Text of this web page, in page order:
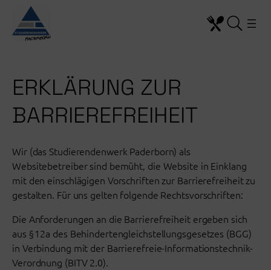
Inhalt
springen
ERKLÄRUNG ZUR
BARRIEREFREIHEIT
Wir (das Studierendenwerk Paderborn) als
Websitebetreiber sind bemüht, die Website in Einklang
mit den einschlägigen Vorschriften zur Barrierefreiheit zu
gestalten. Für uns gelten folgende Rechtsvorschriften:
Die Anforderungen an die Barrierefreiheit ergeben sich
aus § 12a des Behindertengleichstellungsgesetzes (BGG)
in Verbindung mit der Barrierefreie-Informationstechnik-
Verordnung (BITV 2.0).